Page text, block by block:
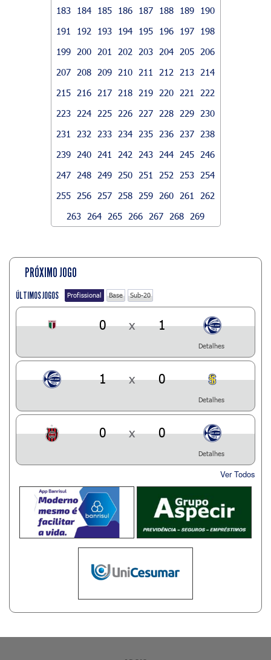
183
184 185 186 187 188 189
190
191
192 193 194 195 196 197
198
199
200 201 202 203 204 205
206
207
208 209 210 211 212 213
214
215
216 217 218 219 220 221
222
223
224 225 226 227 228 229
230
231
232 233 234 235 236 237
238
239
240 241 242 243 244 245
246
247
248 249 250 251 252 253
254
255
256 257 258 259 260 261
262
263
264 265 266 267 268 269
PRÓXIMO JOGO
ÚLTIMOS JOGOS Profissional Base Sub-20
0 x 1
Detalhes
1 x 0
Detalhes
0 x 0
Detalhes
Ver Todos